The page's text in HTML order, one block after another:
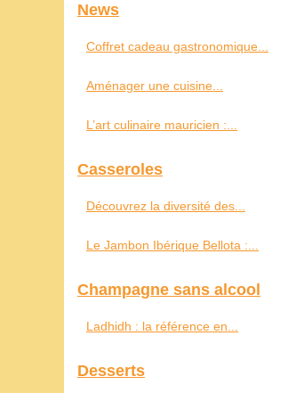
News
Coffret cadeau gastronomique...
Aménager une cuisine...
L’art culinaire mauricien :...
Casseroles
Découvrez la diversité des...
Le Jambon Ibérique Bellota :...
Champagne sans alcool
Ladhidh : la référence en...
Desserts